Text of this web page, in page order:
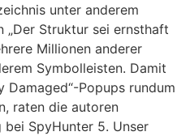
unter anderem
„Der Struktur sei ernsthaft
Millionen anderer
Symbolleisten. Damit
Damaged“-Popups rundum
raten die autoren
SpyHunter 5. Unser